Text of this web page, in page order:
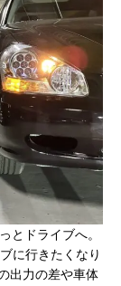
とドライブへ。
に行きたくなり
出力の差や車体